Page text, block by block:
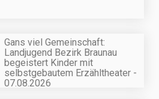
Gans viel Gemeinschaft:
Landjugend Bezirk Braunau
begeistert Kinder mit
selbstgebautem Erzähltheater -
07.08.2026